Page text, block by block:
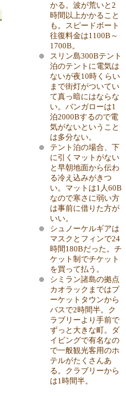
かる。波が荒いと2
時間以上かかること
も。スピードボート
往復料金は1100B～
1700B。
スリン島300Bテント
泊のテントに電気は
ないが夜10時くらい
まで街灯がついてい
て真っ暗にはならな
い。バンガローは1
泊2000Bするので電
気がないということ
は多分ない。
テント泊の場合、下
に引くマットがない
と早朝地面から伝わ
る冷え込みがきつ
い。マットは1人60B
なので寒さに弱い方
は事前に借りた方が
いい。
シュノーケルギアは
マスクとフィンで24
時間180Bだった。チ
ケット制でチケット
を買って払う。
シミラン諸島の拠点
カオラックまではプ
ーケットタウンから
バスで2時間半。ク
ラブリーより手前で
ずっと大きな町。ダ
イビングで有名なの
で一般観光客用のホ
テルがたくさんあ
る。クラブリーから
は1時間半。